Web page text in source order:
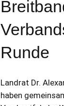
Runde
Landrat Dr.
haben